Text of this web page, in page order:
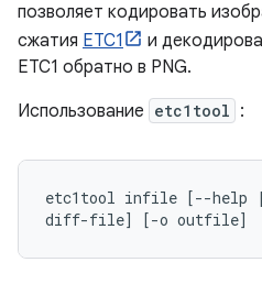
позволяет кодировать
сжатия ETC1
и
ETC1 обратно в PNG.
Использование etc1tool :
etc1tool infile [--help |
diff-file] [-o outfile]